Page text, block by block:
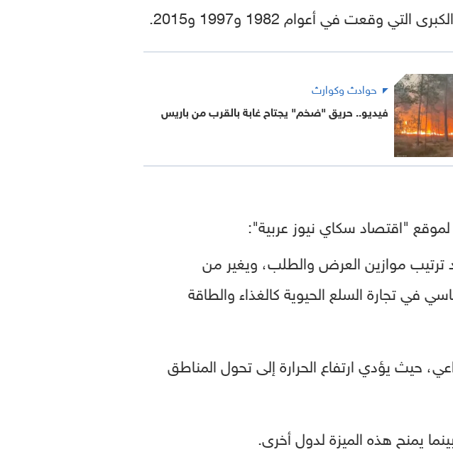
في أعوام 1982 و1997 و2015.
حوادث وكوارث
فيديو.. حريق "ضخم" يجتاح غابة بالقرب من باريس
لموقع "اقتصاد سكاي نيوز عربية":
ترتيب موازين العرض والطلب، ويغير من
في تجارة السلع الحيوية كالغذاء والطاقة
حيث يؤدي ارتفاع الحرارة إلى تحول المناطق
يمنح هذه الميزة لدول أخرى.